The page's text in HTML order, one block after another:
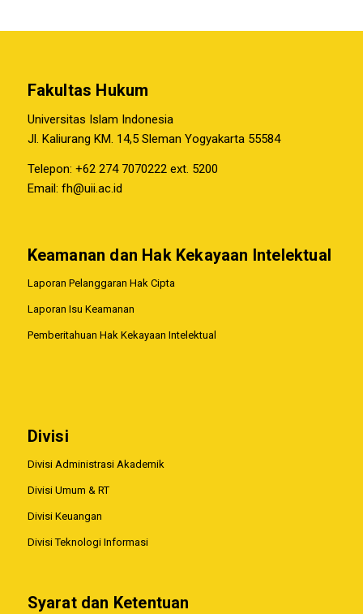
Fakultas Hukum
Universitas Islam Indonesia
Jl. Kaliurang KM. 14,5 Sleman Yogyakarta 55584
Telepon: +62 274 7070222 ext. 5200
Email: fh@uii.ac.id
Keamanan dan Hak Kekayaan Intelektual
Laporan Pelanggaran Hak Cipta
Laporan Isu Keamanan
Pemberitahuan Hak Kekayaan Intelektual
Divisi
Divisi Administrasi Akademik
Divisi Umum & RT
Divisi Keuangan
Divisi Teknologi Informasi
Syarat dan Ketentuan